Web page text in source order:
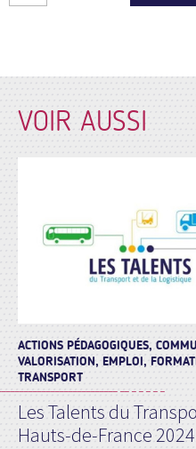
VOIR AUSSI
ACTIONS PÉDAGOGIQUES,
VALORISATION, EMPLOI,
TRANSPORT
Les Talents du
Hauts-de-France 2024